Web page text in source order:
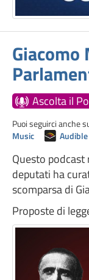
Ascolta il
Puoi seguirci anche
Music
Audible
Questo podcast
deputati ha
scomparsa di
Proposte di